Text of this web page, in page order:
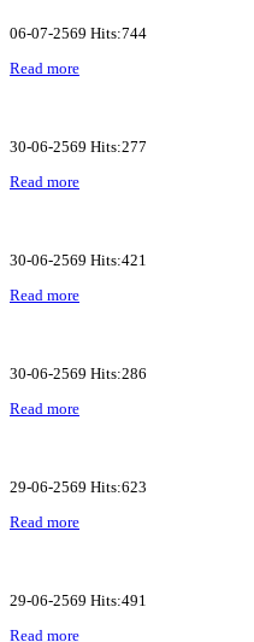
06-07-2569 Hits:744
Read more
30-06-2569 Hits:277
Read more
30-06-2569 Hits:421
Read more
30-06-2569 Hits:286
Read more
29-06-2569 Hits:623
Read more
29-06-2569 Hits:491
Read more